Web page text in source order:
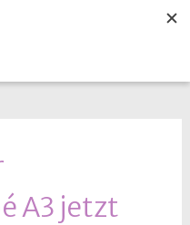
A3 jetzt